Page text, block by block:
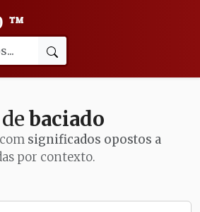
™
baciado
significados opostos a
por contexto.